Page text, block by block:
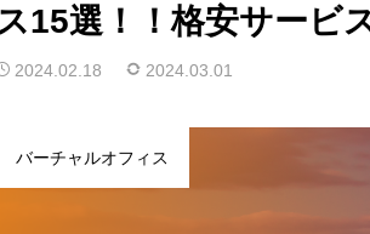
15選！！格安サービ
2024.02.18 2024.03.01
バーチャルオフィス